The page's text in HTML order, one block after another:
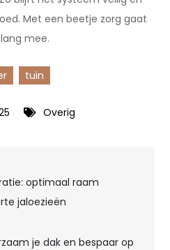
Met een beetje zorg gaat
mee.
tuin
Overig
optimaal raam
jaloezieën
je dak en bespaar op